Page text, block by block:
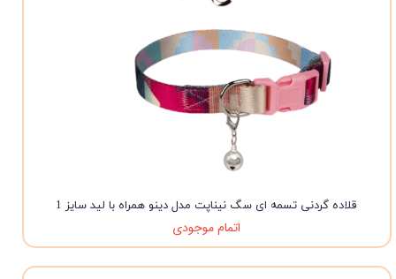
قلاده گردنی تسمه ای سگ نیناپت مدل دینو همراه با لید سایز 1
اتمام موجودی